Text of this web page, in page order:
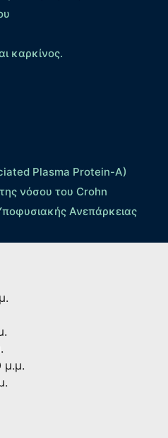
καρκίνος.
Plasma Protein-A)
νόσου του Crohn
Ανεπάρκειας
μ.μ.